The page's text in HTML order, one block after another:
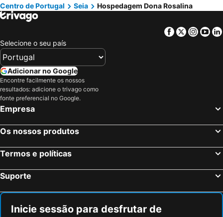
Centro de Portugal
Seia Hospedagem Dona Rosalina
Facebook
Twitter
Selecione o seu país
Adicionar no Google
Encontre facilmente os nossos
resultados: adicione o trivago como
fonte preferencial no Google.
Empresa
Os nossos produtos
Termos e políticas
Suporte
Inicie sessão para desfrutar de